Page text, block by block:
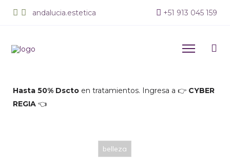
andalucia.estetica +51 913 045 159
Hasta 50% Dscto en tratamientos. Ingresa a 👉 CYBER
REGIA 👈
belleza